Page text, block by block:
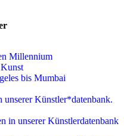
Millennium
bis Mumbai
Künstler*datenbank.
in unserer Künstlerdatenbank